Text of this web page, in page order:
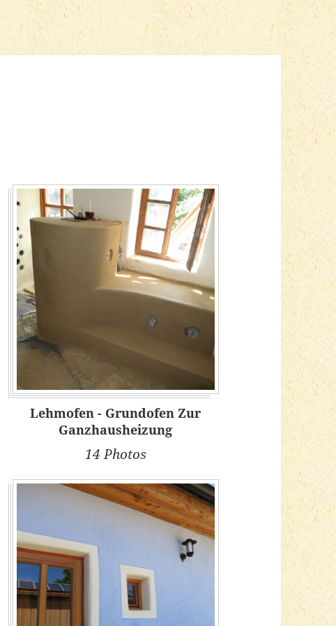
Lehmofen - Grundofen Zur
Ganzhausheizung
14 Photos